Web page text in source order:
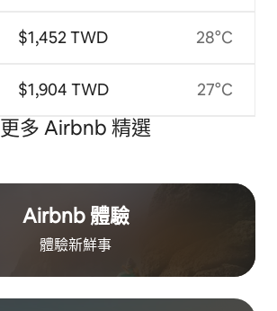
$1,452 TWD
$1,904 TWD
28°C
27°C
更多 Airbnb 精選
Airbnb 體驗
體驗新鮮事